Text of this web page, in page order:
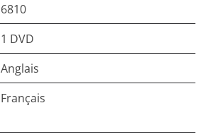
6810
1 DVD
Anglais
Français